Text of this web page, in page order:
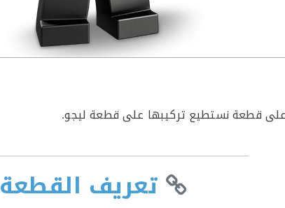
قطعة نستطيع تركيبها على قطعة ليجو.
تعريف القطعة